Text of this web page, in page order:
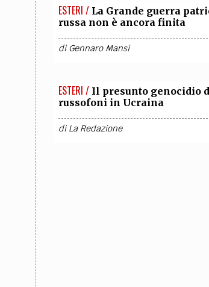
ESTERI / La Grande guerra
russa non è ancora finita
diGennaro Mansi
ESTERI / Il presunto genocidio
russofoni in Ucraina
diLa Redazione